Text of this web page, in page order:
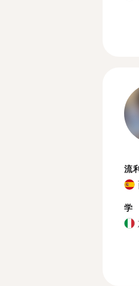
流利
学